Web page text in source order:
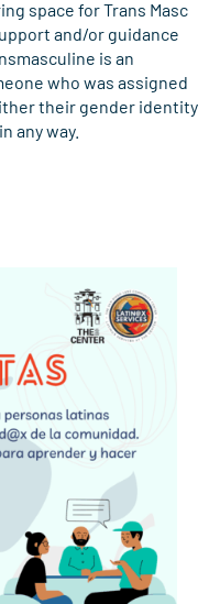
space for Trans Masc
and/or guidance
is an
who was assigned
their gender identity
any way.